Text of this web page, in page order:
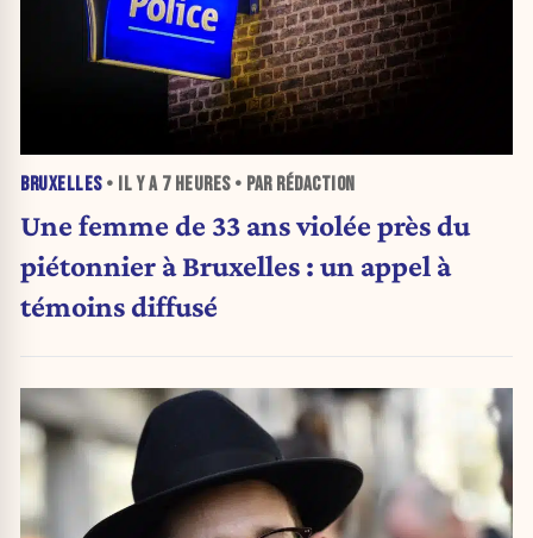
BRUXELLES• IL Y A 7 HEURES• PAR RÉDACTION
Une femme de 33 ans violée près du
piétonnier à Bruxelles : un appel à
témoins diffusé